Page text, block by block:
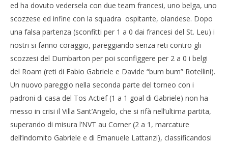
NOW VIEWING
Villa Sant’Angelo calcio quinta al torneo Euro Actief
di Amsterdam
Redazione
ed ha dovuto vedersela con due team francesi, uno belga, uno
scozzese ed infine con la squadra ospitante, olandese. Dopo
una falsa partenza (sconfitti per 1 a 0 dai francesi del St. Leu) i
nostri si fanno coraggio, pareggiando senza reti contro gli
scozzesi del Dumbarton per poi sconfiggere per 2 a 0 i belgi
del Roam (reti di Fabio Gabriele e Davide “bum bum” Rotellini).
Un nuovo pareggio nella seconda parte del torneo con i
padroni di casa del Tos Actief (1 a 1 goal di Gabriele) non ha
messo in crisi il Villa Sant’Angelo, che si rifà nell’ultima partita,
superando di misura l’NVT au Corner (2 a 1, marcature
dell’indomito Gabriele e di Emanuele Lattanzi), classificandosi